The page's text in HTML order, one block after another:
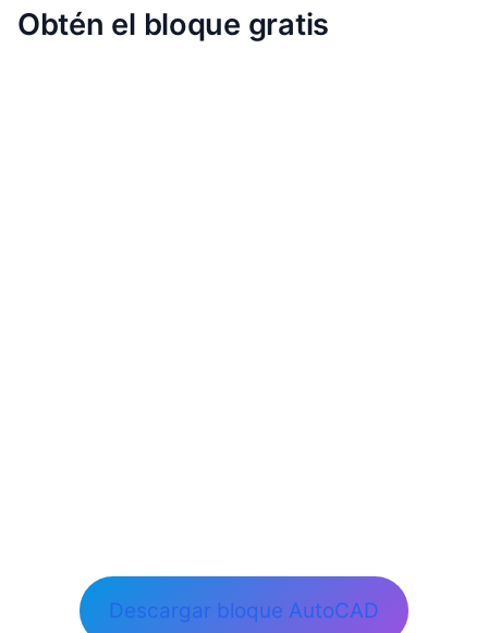
Obtén el bloque gratis
Descargar bloque AutoCAD